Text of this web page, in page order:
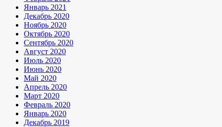
Январь 2021
Декабрь 2020
Ноябрь 2020
Октябрь 2020
Сентябрь 2020
Август 2020
Июль 2020
Июнь 2020
Май 2020
Апрель 2020
Март 2020
Февраль 2020
Январь 2020
Декабрь 2019